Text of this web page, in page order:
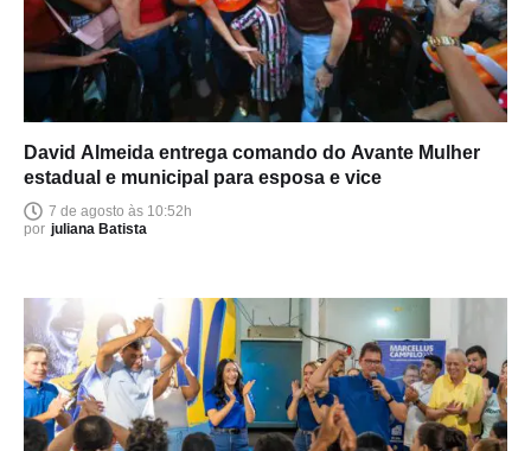
David Almeida entrega comando do Avante Mulher
estadual e municipal para esposa e vice
7 de agosto às 10:52h
por juliana Batista